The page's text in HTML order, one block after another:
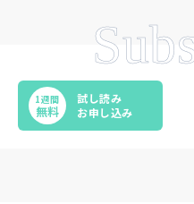
1週間
無料
試し読み
お申し込み